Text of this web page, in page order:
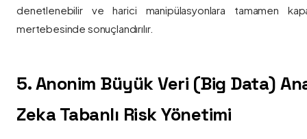
denetlenebilir ve harici manipülasyonlara tamamen
mertebesinde sonuçlandırılır.
5. Anonim Büyük Veri (Big Data)
Zeka Tabanlı Risk Yönetimi